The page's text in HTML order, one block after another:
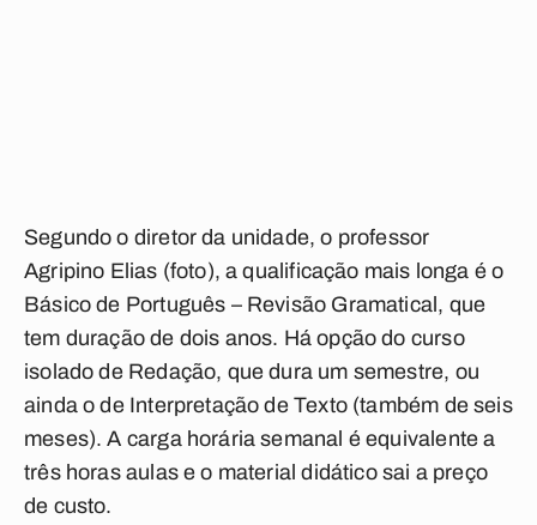
Segundo o diretor da unidade, o professor
Agripino Elias (foto), a qualificação mais longa é o
Básico de Português – Revisão Gramatical, que
tem duração de dois anos. Há opção do curso
isolado de Redação, que dura um semestre, ou
ainda o de Interpretação de Texto (também de seis
meses). A carga horária semanal é equivalente a
três horas aulas e o material didático sai a preço
de custo.